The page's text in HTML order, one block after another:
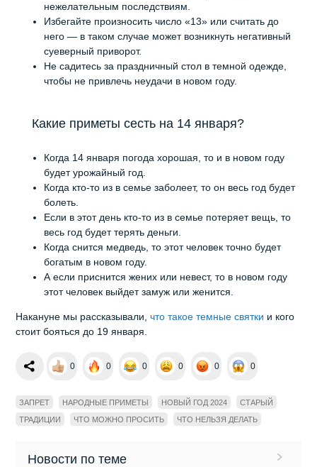
нежелательным последствиям.
Избегайте произносить число «13» или считать до
него — в таком случае может возникнуть негативный
суеверный приворот.
Не садитесь за праздничный стол в темной одежде,
чтобы не привлечь неудачи в новом году.
Какие приметы сесть на 14 января?
Когда 14 января погода хорошая, то и в новом году
будет урожайный год.
Когда кто-то из в семье заболеет, то он весь год будет
болеть.
Если в этот день кто-то из в семье потеряет вещь, то
весь год будет терять деньги.
Когда снится медведь, то этот человек точно будет
богатым в новом году.
А если приснится жених или невест, то в новом году
этот человек выйдет замуж или женится.
Накануне мы рассказывали,что такое темные святки и кого
стоит бояться до 19 января.
0 0 0 0 0 0
ЗАПРЕТ НАРОДНЫЕ ПРИМЕТЫ НОВЫЙ ГОД 2024
СТАРЫЙ
ТРАДИЦИИ
ЧТО МОЖНО ПРОСИТЬ ЧТО НЕЛЬЗЯ ДЕЛАТЬ
Новости по теме